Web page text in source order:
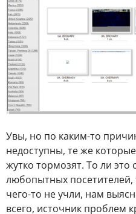
Увы, но по каким-то
недоступны, те же
жутко тормозят. То ли это
любопытных посетителей,
чего-то не учли, нам
всего, источник проблем